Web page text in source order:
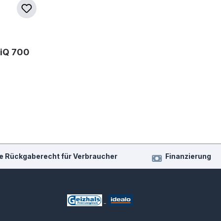
700
Rückgaberecht für Verbraucher Finanzierung